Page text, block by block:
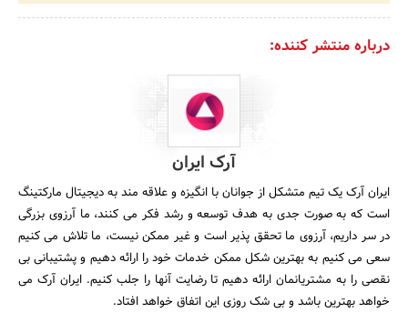
درباره منتشر کننده:
آرک ایران
ایران آرک یک تیم متشکل از جوانان با انگیزه و علاقه مند به دیجیتال مارکتینگ
است که به صورت جدی به هدف توسعه و رشد فکر می کنند، ما آرزوی بزرگی
در سر داریم، آرزوی ما تحقق پذیر است و غیر ممکن نیست، ما تلاش می کنیم
سعی می کنیم به بهترین شکل ممکن خدمات خود را ارائه دهیم و پشتیبانی بی
نقصی را به مشتریانمان ارائه دهیم تا رضایت آنها را جلب کنیم. ایران آرک می
خواهد بهترین باشد و بی شک روزی این اتفاق خواهد افتاد.